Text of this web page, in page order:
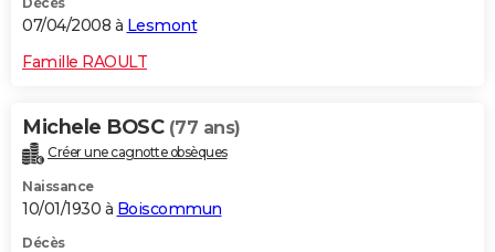
07/04/2008 à Lesmont
Famille RAOULT
Michele BOSC (77 ans)
Créer une cagnotte obsèques
Naissance
10/01/1930 à Boiscommun
Décès